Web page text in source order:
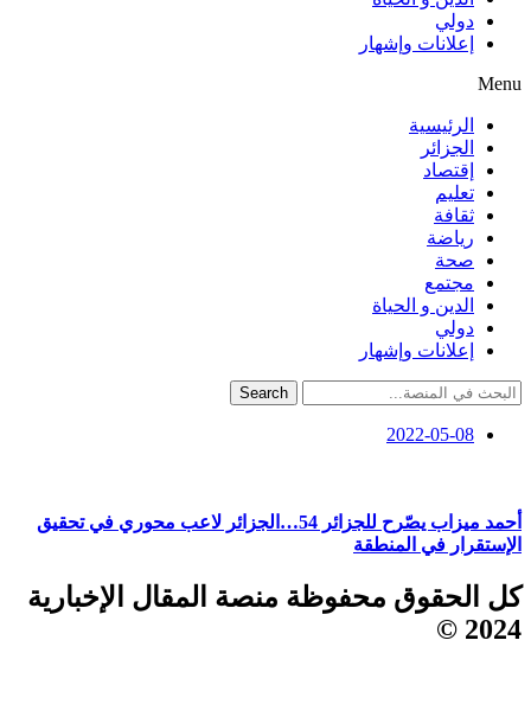
دولي
إعلانات وإشهار
Menu
الرئيسية
الجزائر
إقتصاد
تعليم
ثقافة
رياضة
صحة
مجتمع
الدين و الحياة
دولي
إعلانات وإشهار
Search
2022-05-08
أحمد ميزاب يصّرح للجزائر 54…الجزائر لاعب محوري في تحقيق
الإستقرار في المنطقة
كل الحقوق محفوظة منصة المقال الإخبارية
2024 ©